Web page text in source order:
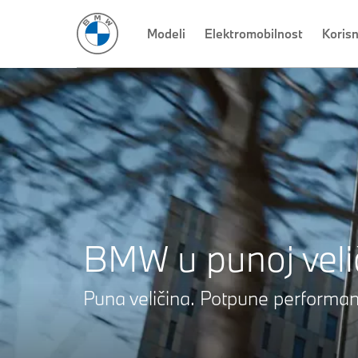
Modeli Elektromobilnost
BMW u punoj
Puna veličina. Potpune
BMW serije 5 Limuzina BMW serije 5 Touring BMW i5